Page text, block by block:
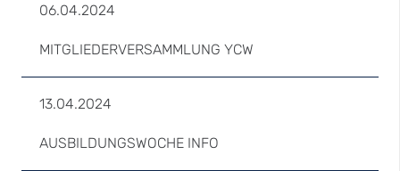
06.04.2024
MITGLIEDERVERSAMMLUNG YCW
13.04.2024
AUSBILDUNGSWOCHE INFO